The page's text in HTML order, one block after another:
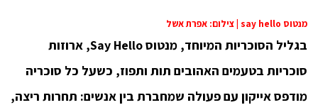
מנטוס say hello | צילום: אפרת אשל
בגליל הסוכריות המיוחד, מנטוס Say Hello, ארוזות
סוכריות בטעמים האהובים תות ותפוז, כשעל כל סוכריה
מודפס אייקון עם פעולה שמחברת בין אנשים: תחרות ריצה,